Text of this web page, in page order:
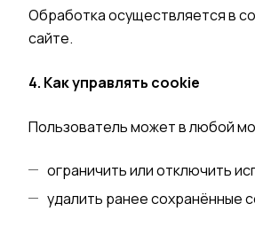
Обработка осуществляется в
сайте.
4. Как управлять cookie
Пользователь может в любой
ограничить или отключить
удалить ранее сохранённые